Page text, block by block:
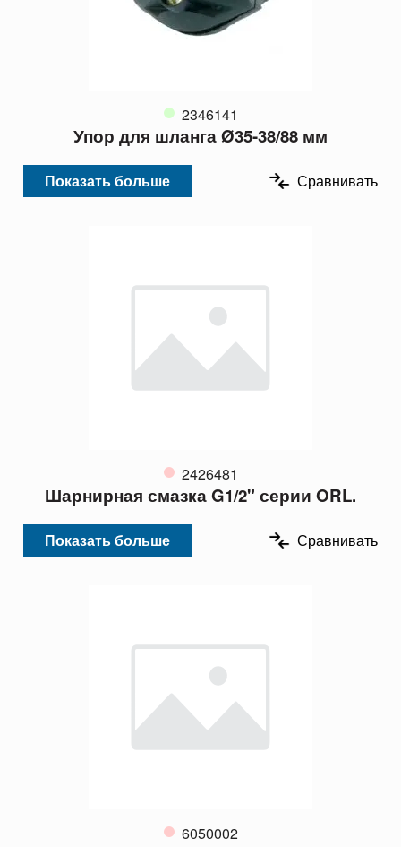
2346141
Упор для шланга Ø35-38/88 мм
Показать больше Сравнивать
2426481
Шарнирная смазка G1/2" серии ORL.
Показать больше Сравнивать
6050002